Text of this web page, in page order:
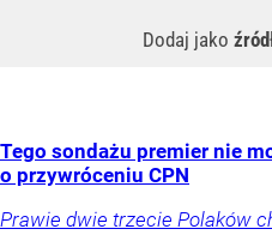
Dodaj jako
Tego sondażu premier nie
o przywróceniu CPN
Prawie dwie trzecie Polaków